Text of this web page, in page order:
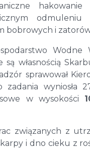
odmuleniu
bobrowych i
własnością
sprawował
zadania wyniosła
w wysokości
związanych z
i dno cieku z